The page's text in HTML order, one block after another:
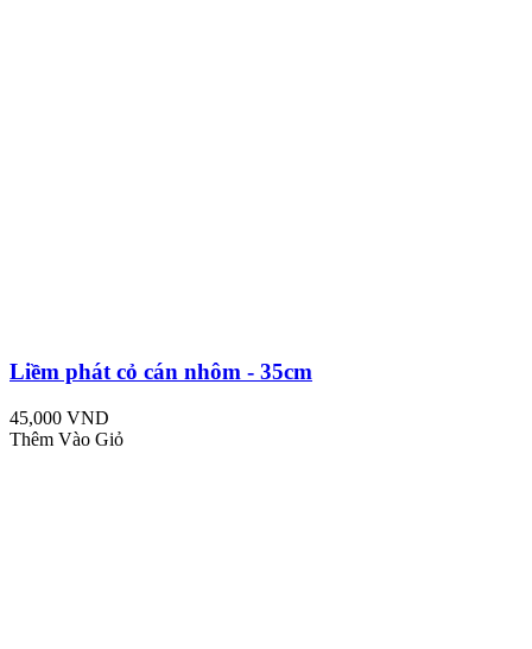
Liềm phát cỏ cán nhôm - 35cm
45,000 VND
Thêm Vào Giỏ